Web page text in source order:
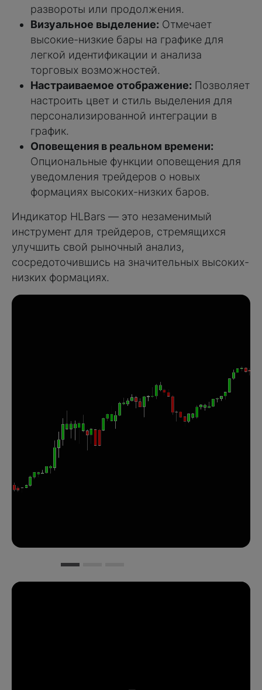
развороты или продолжения.
Визуальное выделение: Отмечает
высокие-низкие бары на графике для
легкой идентификации и анализа
торговых возможностей.
Настраиваемое отображение: Позволяет
настроить цвет и стиль выделения для
персонализированной интеграции в
график.
Оповещения в реальном времени:
Опциональные функции оповещения для
уведомления трейдеров о новых
формациях высоких-низких баров.
Индикатор HLBars — это незаменимый
инструмент для трейдеров, стремящихся
улучшить свой рыночный анализ,
сосредоточившись на значительных высоких-
низких формациях.